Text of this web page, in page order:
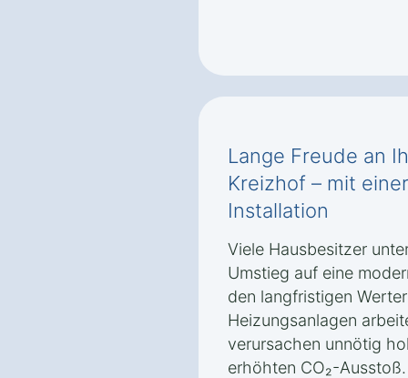
Lange Freude an
Kreizhof – mit
Installation
Viele Hausbesitzer
Umstieg auf eine
den langfristigen
Heizungsanlagen
verursachen unnötig
erhöhten CO₂-